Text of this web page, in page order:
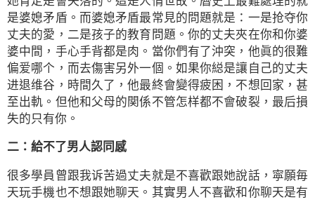
是婆媳矛盾。而婆媳矛盾最常見的問題就是：一是抢夺你
丈夫的愛，二是孩子的教育問題。你的丈夫夾在你和你婆
婆中間，手心手背都是肉。當你們有了沖突，他眞的很難
偏爱哪个，而去傷害另外一個。如果你縂是讓自己的丈夫
进退维谷，時間久了，他最終會變得疲困，不想回家，甚
至出軌。但他和父母的関係不管怎样都不會破裂，最后損
失的只有你。
二：給不了男人認同感
很多學員曾跟我诉苦過丈夫就是不喜歡跟她說話，寜願毎
天玩手機也不想跟她聊天。其實男人不喜歡和你聊天是有